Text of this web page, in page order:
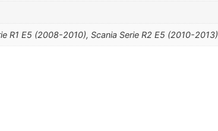
R1 E5 (2008-2010), Scania Serie R2 E5 (2010-2013)